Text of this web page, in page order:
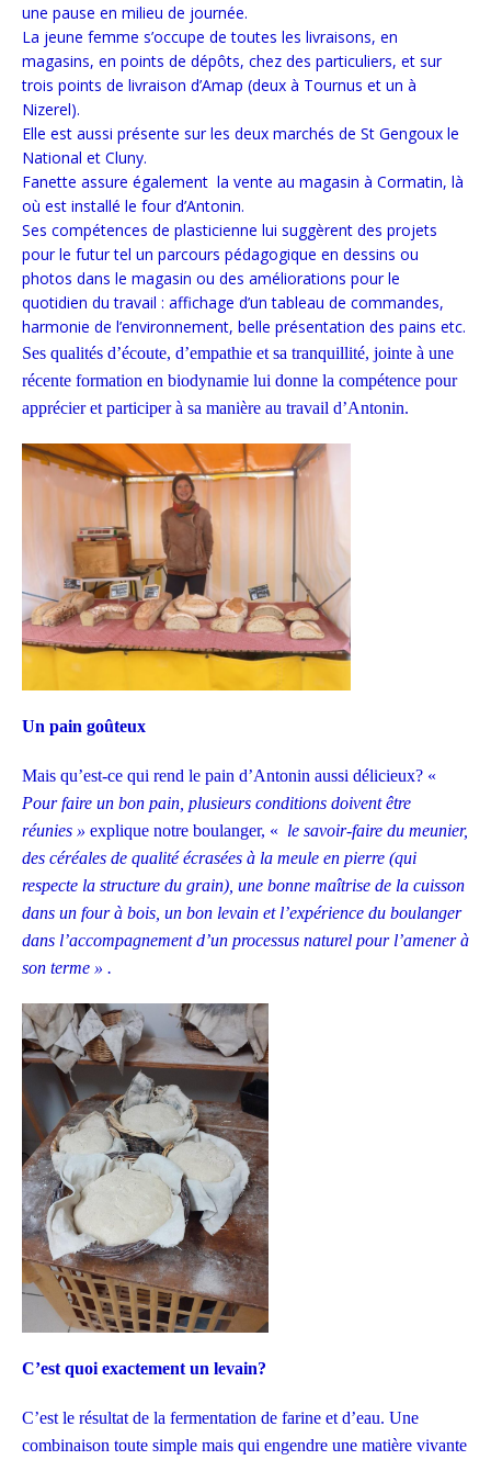
une pause en milieu de journée.
La jeune femme s’occupe de toutes les livraisons, en
magasins, en points de dépôts, chez des particuliers, et sur
trois points de livraison d’Amap (deux à Tournus et un à
Nizerel).
Elle est aussi présente sur les deux marchés de St Gengoux le
National et Cluny.
Fanette assure également la vente au magasin à Cormatin, là
où est installé le four d’Antonin.
Ses compétences de plasticienne lui suggèrent des projets
pour le futur tel un parcours pédagogique en dessins ou
photos dans le magasin ou des améliorations pour le
quotidien du travail : affichage d’un tableau de commandes,
harmonie de l’environnement, belle présentation des pains etc.
Ses qualités d’écoute, d’empathie et sa tranquillité, jointe à une
récente formation en biodynamie lui donne la compétence pour
apprécier et participer à sa manière au travail d’Antonin.
Un pain goûteux
Mais qu’est-ce qui rend le pain d’Antonin aussi délicieux? «
Pour faire un bon pain, plusieurs conditions doivent être
réunies » explique notre boulanger, « le savoir-faire du meunier,
des céréales de qualité écrasées à la meule en pierre (qui
respecte la structure du grain), une bonne maîtrise de la cuisson
dans un four à bois, un bon levain et l’expérience du boulanger
dans l’accompagnement d’un processus naturel pour l’amener à
son terme » .
C’est quoi exactement un levain?
C’est le résultat de la fermentation de farine et d’eau. Une
combinaison toute simple mais qui engendre une matière vivante